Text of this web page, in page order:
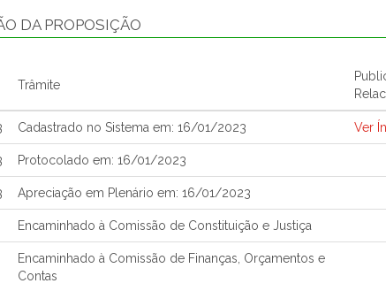
DA PROPOSIÇÃO
Trâmite
Cadastrado no Sistema em: 16/01/2023 Ver
Protocolado em: 16/01/2023
Apreciação em Plenário em: 16/01/2023
Encaminhado à Comissão de Constituição e Justiça
Encaminhado à Comissão de Finanças, Orçamentos e
Contas